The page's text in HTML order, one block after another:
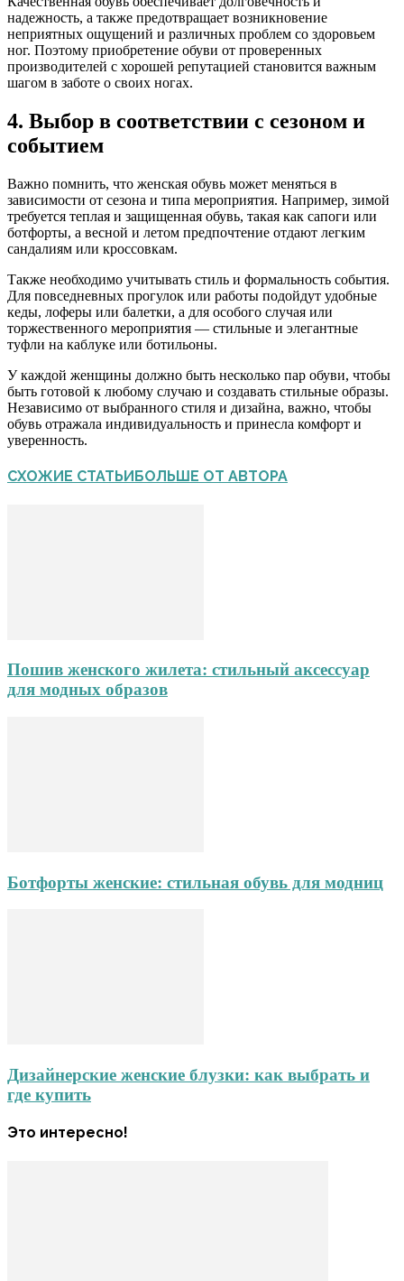
надежность, а также предотвращает возникновение
неприятных ощущений и различных проблем со здоровьем
ног. Поэтому приобретение обуви от проверенных
производителей с хорошей репутацией становится важным
шагом в заботе о своих ногах.
4. Выбор в соответствии с сезоном и
событием
Важно помнить, что женская обувь может меняться в
зависимости от сезона и типа мероприятия. Например, зимой
требуется теплая и защищенная обувь, такая как сапоги или
ботфорты, а весной и летом предпочтение отдают легким
сандалиям или кроссовкам.
Также необходимо учитывать стиль и формальность события.
Для повседневных прогулок или работы подойдут удобные
кеды, лоферы или балетки, а для особого случая или
торжественного мероприятия — стильные и элегантные
туфли на каблуке или ботильоны.
У каждой женщины должно быть несколько пар обуви, чтобы
быть готовой к любому случаю и создавать стильные образы.
Независимо от выбранного стиля и дизайна, важно, чтобы
обувь отражала индивидуальность и принесла комфорт и
уверенность.
СХОЖИЕ СТАТЬИ БОЛЬШЕ ОТ АВТОРА
Пошив женского жилета: стильный аксессуар
для модных образов
Ботфорты женские: стильная обувь для модниц
Дизайнерские женские блузки: как выбрать и
где купить
Это интересно!